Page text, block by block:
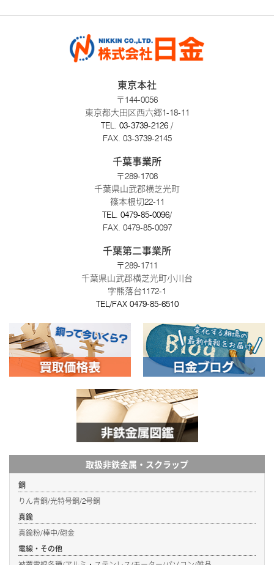
東京本社
〒144-0056
東京都大田区西六郷1-18-11
TEL. 03-3739-2126 /
FAX. 03-3739-2145
千葉事業所
〒289-1708
千葉県山武郡横芝光町
篠本根切22-11
TEL. 0479-85-0096/
FAX. 0479-85-0097
千葉第二事業所
〒289-1711
千葉県山武郡横芝光町小川台
字熊落台1172-1
TEL/FAX 0479-85-6510
取扱非鉄金属・スクラップ
銅
りん青銅/光特号銅/2号銅
真鍮
真鍮粉/棒中/砲金
電線・その他